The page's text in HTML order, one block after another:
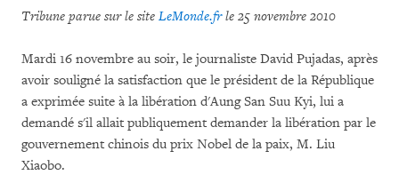
Tribune parue sur le site LeMonde.frle 25 novembre 2010
Mardi 16 novembre au soir, le journaliste David Pujadas, après
avoir souligné la satisfaction que le président de la République
a exprimée suite à la libération d'Aung San Suu Kyi, lui a
demandé s'il allait publiquement demander la libération par le
gouvernement chinois du prix Nobel de la paix, M. Liu
Xiaobo.